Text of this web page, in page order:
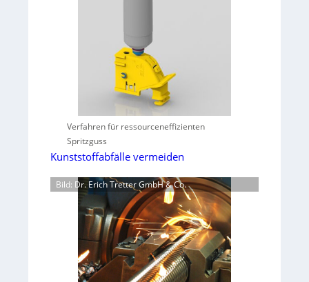
Verfahren für ressourceneffizienten
Spritzguss
Kunststoffabfälle vermeiden
Bild: Dr. Erich Tretter GmbH & Co.